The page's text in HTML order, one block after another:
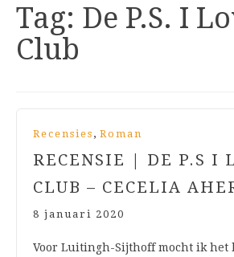
Tag: De P.S. I
Club
Recensies , Roman
RECENSIE | DE P.S I
CLUB – CECELIA
8 januari 2020
Voor Luitingh-Sijthoff mocht ik het